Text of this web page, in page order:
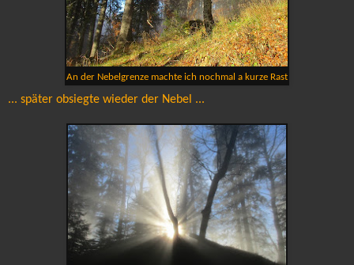
An der Nebelgrenze machte ich nochmal a kurze Rast
... später obsiegte wieder der Nebel ...